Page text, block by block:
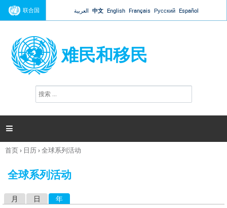
Jump to navigation
联合国 العربية 中文 English Français Русский Español
难民和移民
搜
索

你
这
首页› 日历›全球系列活动
全球系列活动
月 日 年